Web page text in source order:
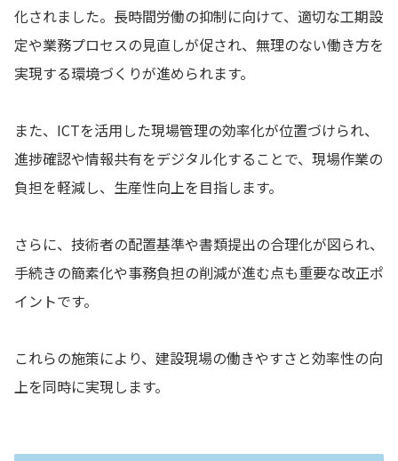
化されました。長時間労働の抑制に向けて、適切な工期設
定や業務プロセスの見直しが促され、無理のない働き方を
実現する環境づくりが進められます。
また、ICTを活用した現場管理の効率化が位置づけられ、
進捗確認や情報共有をデジタル化することで、現場作業の
負担を軽減し、生産性向上を目指します。
さらに、技術者の配置基準や書類提出の合理化が図られ、
手続きの簡素化や事務負担の削減が進む点も重要な改正ポ
イントです。
これらの施策により、建設現場の働きやすさと効率性の向
上を同時に実現します。